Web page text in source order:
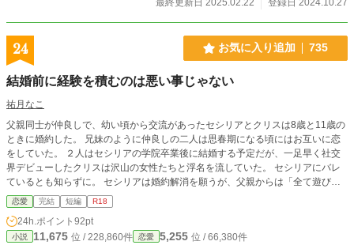
最終更新日 2025.02.22 登録日 2024.10.27
24 お気に入り追加 735
結婚前に経験を積むのは悪い事じゃない
祐月なこ
父親同士が仲良しで、幼い頃から交流があったセシリアとクリスは8歳と11歳の
ときに婚約した。 兄妹のように仲良しの二人は思春期になる頃にはお互いに恋
をしていた。 ２人はセシリアの学院卒業後に結婚する予定だが、一足早く社交
界デビューしたクリスは沢山の女性たちと浮名を流していた。 セシリアにバレ
ているとも知らずに。 セシリアは婚約解消を願うが、父親からは「全て遊びだ
から大目に見てほしい」「結婚前に経験を積むのは悪いことじゃない」と言われ
てしまう。 その言葉を聞いて、セシリアはクリスへの思いを捨てることにした
のだった。 ※若気の至りで浮気三昧のクズだったヒーローが、大好きなヒロイ
ンに精神的に見切りを付けられ、後に特大ブーメランをくらいながら必死でヒロ
恋愛 完結 短編 R18
24h.ポイント 92pt
小説 11,675 位 / 228,860件 恋愛 5,255 位 / 66,380件